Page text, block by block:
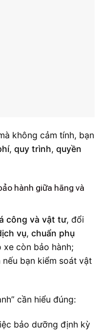
không cảm tính, bạn
, quy trình, quyền
hành giữa hãng và
công và vật tư, đổi
vụ, chuẩn phụ
xe còn bảo hành;
bạn kiểm soát vật
cần hiểu đúng:
bảo dưỡng định kỳ